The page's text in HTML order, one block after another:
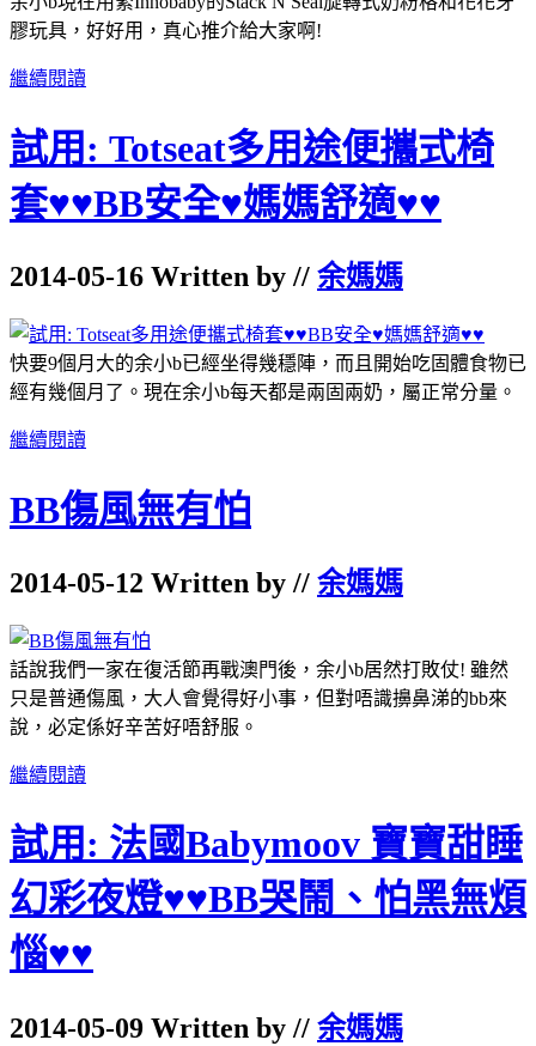
膠玩具，好好用，真心推介給大家啊!
繼續閱讀
試用: Totseat多用途便攜式椅
套♥♥BB安全♥媽媽舒適♥♥
2014-05-16 Written by // 余媽媽
快要9個月大的余小b已經坐得幾穩陣，而且開始吃固體食物已
經有幾個月了。現在余小b每天都是兩固兩奶，屬正常分量。
繼續閱讀
BB傷風無有怕
2014-05-12 Written by // 余媽媽
話說我們一家在復活節再戰澳門後，余小b居然打敗仗! 雖然
只是普通傷風，大人會覺得好小事，但對唔識擤鼻涕的bb來
說，必定係好辛苦好唔舒服。
繼續閱讀
試用: 法國Babymoov 寶寶甜睡
幻彩夜燈♥♥BB哭鬧、怕黑無煩
惱♥♥
2014-05-09 Written by // 余媽媽